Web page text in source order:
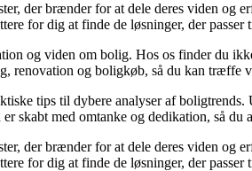
der brænder for at dele deres viden
for dig at finde de løsninger, der passer
og viden om bolig. Hos os finder du
renovation og boligkøb, så du kan træffe
tips til dybere analyser af
skabt med omtanke og dedikation, så du
der brænder for at dele deres viden
for dig at finde de løsninger, der passer